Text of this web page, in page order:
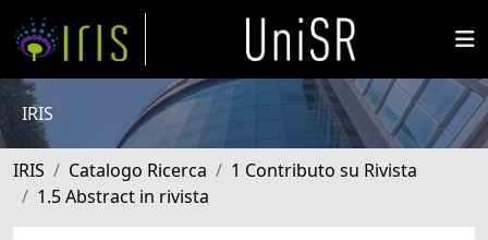
IRIS
IRIS Catalogo Ricerca
1 Contributo su Rivista
1.5 Abstract in rivista